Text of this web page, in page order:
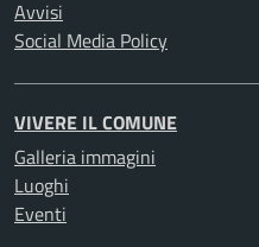
Avvisi
Social Media Policy
VIVERE IL COMUNE
Galleria immagini
Luoghi
Eventi